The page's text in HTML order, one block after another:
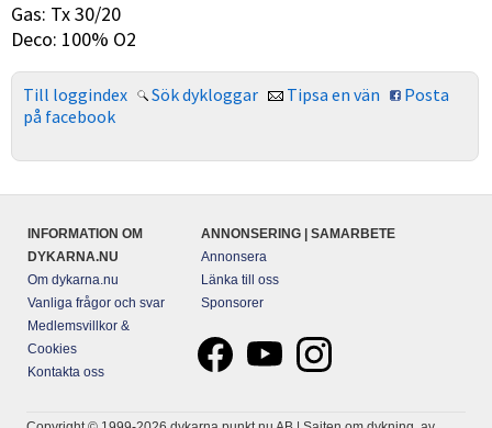
Gas: Tx 30/20
Deco: 100% O2
Till loggindex Sök dykloggar Tipsa en vän
Posta
på facebook
INFORMATION OM
DYKARNA.NU
Om dykarna.nu
Vanliga frågor och svar
Medlemsvillkor &
Cookies
Kontakta oss
ANNONSERING | SAMARBETE
Annonsera
Länka till oss
Sponsorer